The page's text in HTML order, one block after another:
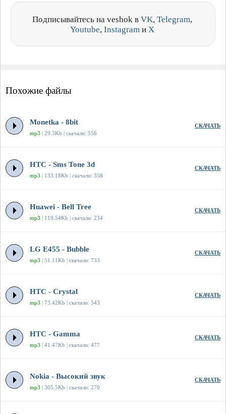
Подписывайтесь на veshok в VK, Telegram,
Youtube, Instagram и X
Похожие файлы
Monetka - 8bit
mp3 | 29.3Kb | скачали: 556
СКАЧАТЬ
HTC - Sms Tone 3d
mp3 | 133.18Kb | скачали: 358
СКАЧАТЬ
Huawei - Bell Tree
mp3 | 119.54Kb | скачали: 234
СКАЧАТЬ
LG E455 - Bubble
mp3 | 51.11Kb | скачали: 733
СКАЧАТЬ
HTC - Crystal
mp3 | 73.42Kb | скачали: 543
СКАЧАТЬ
HTC - Gamma
mp3 | 41.47Kb | скачали: 477
СКАЧАТЬ
Nokia - Высокий звук
mp3 | 305.5Kb | скачали: 270
СКАЧАТЬ